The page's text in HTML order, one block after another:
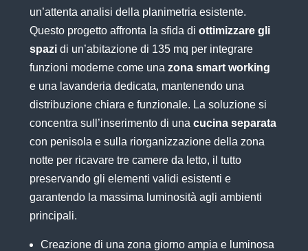
un’attenta analisi della planimetria esistente.
Questo progetto affronta la sfida di ottimizzare gli
spazidi un’abitazione di 135 mq per integrare
funzioni moderne come una zona smart working
e una lavanderia dedicata, mantenendo una
distribuzione chiara e funzionale. La soluzione si
concentra sull’inserimento di una cucina separata
con penisola e sulla riorganizzazione della zona
notte per ricavare tre camere da letto, il tutto
preservando gli elementi validi esistenti e
garantendo la massima luminosità agli ambienti
principali.
Creazione di una zona giorno ampia e luminosa